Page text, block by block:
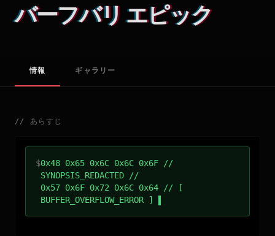
バーフバリ エピック
情報 ギャラリー
// あらすじ
$0x48 0x65 0x6C 0x6C 0x6F //
SYNOPSIS_REDACTED //
0x57 0x6F 0x72 0x6C 0x64 // [
BUFFER_OVERFLOW_ERROR ]